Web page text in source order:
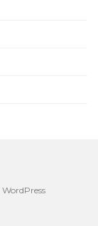
WordPress